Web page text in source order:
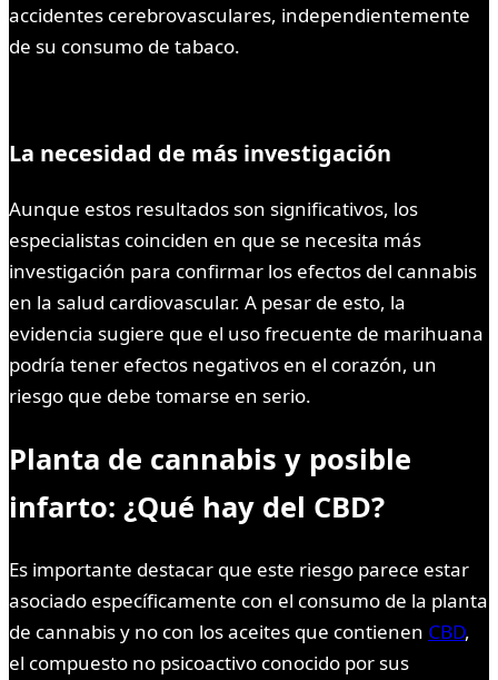
accidentes cerebrovasculares, independientemente
de su consumo de tabaco.
La necesidad de más investigación
Aunque estos resultados son significativos, los
especialistas coinciden en que se necesita más
investigación para confirmar los efectos del cannabis
en la salud cardiovascular. A pesar de esto, la
evidencia sugiere que el uso frecuente de marihuana
podría tener efectos negativos en el corazón, un
riesgo que debe tomarse en serio.
Planta de cannabis y posible
infarto: ¿Qué hay del CBD?
Es importante destacar que este riesgo parece estar
asociado específicamente con el consumo de la planta
de cannabis y no con los aceites que contienen CBD,
el compuesto no psicoactivo conocido por sus